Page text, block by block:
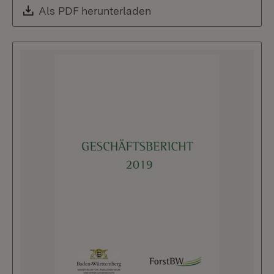
Download:
Als PDF herunterladen